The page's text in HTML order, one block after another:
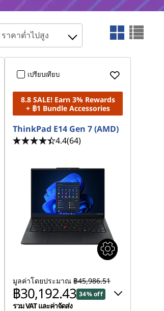
ราคาต่ำไปสูง
เปรียบเทียบ
8.8 SALE! Earn 3% Rewards
+ ฿1 Bundle Accessories
ThinkPad E14 Gen 7 (AMD)
4.4(64)
มูลค่าโดยประมาณ ฿45,986.51
฿30,192.43 34% off
รวม VAT และค่าจัดส่ง